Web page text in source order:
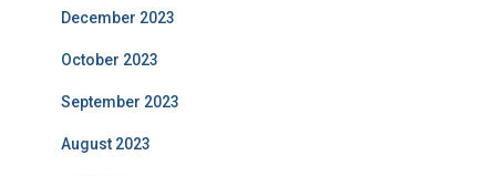
December 2023
October 2023
September 2023
August 2023